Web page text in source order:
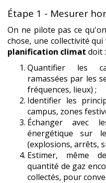
Étape 1 - Mesurer
On ne pilote pas ce
chose, une collectivité
planification climat doit :
Quantifier les
ramassées par les
fréquences, lieux) ;
Identifier les
campus, zones
Échanger avec
énergétique sur
(explosions, arrêts,
Estimer, même
quantité de gaz
collectés, pour